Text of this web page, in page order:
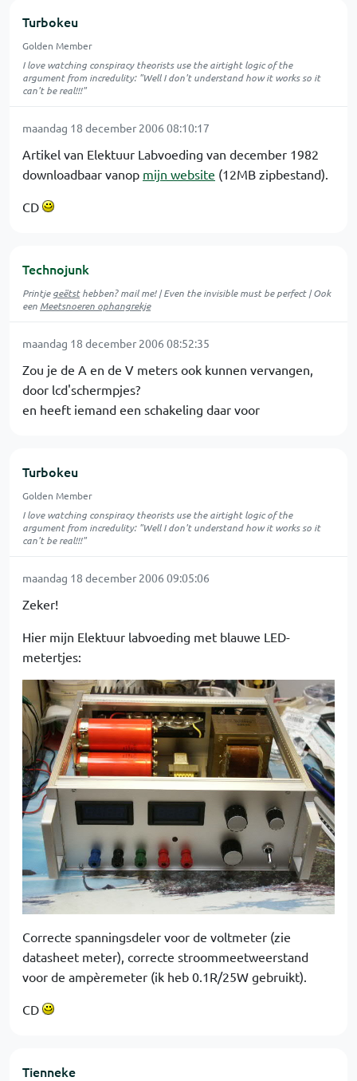
Turbokeu
Golden Member
I love watching conspiracy theorists use the airtight logic of the
argument from incredulity: "Well I don't understand how it works so it
can't be real!!!"
maandag 18 december 2006 08:10:17
Artikel van Elektuur Labvoeding van december 1982
downloadbaar vanop mijn website (12MB zipbestand).
CD
Technojunk
Printjegeëtsthebben? mail me! | Even the invisible must be perfect | Ook
een Meetsnoeren ophangrekje
maandag 18 december 2006 08:52:35
Zou je de A en de V meters ook kunnen vervangen,
door lcd'schermpjes?
en heeft iemand een schakeling daar voor
Turbokeu
Golden Member
I love watching conspiracy theorists use the airtight logic of the
argument from incredulity: "Well I don't understand how it works so it
can't be real!!!"
maandag 18 december 2006 09:05:06
Zeker!
Hier mijn Elektuur labvoeding met blauwe LED-
metertjes:
Correcte spanningsdeler voor de voltmeter (zie
datasheet meter), correcte stroommeetweerstand
voor de ampèremeter (ik heb 0.1R/25W gebruikt).
CD
Tienneke